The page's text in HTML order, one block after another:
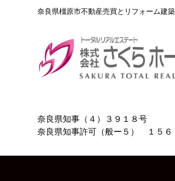
奈良県橿原市不動産売買とリフォーム建
奈良県知事（４）３９１８号
奈良県知事許可（般ー５） １５６